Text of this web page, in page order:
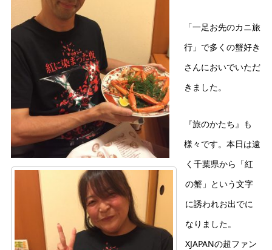
「一足お先のカニ旅
行」で多くの蟹好き
さんにおいでいただ
きました。
『旅のかたち』も
様々です。本日は遠
く千葉県から「紅
の蟹」という文字
に誘われお出でに
なりました。
XJAPANの超ファン